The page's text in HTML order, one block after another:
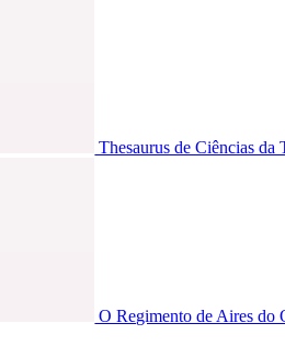
Thesaurus de Ciências
O Regimento de Aires do